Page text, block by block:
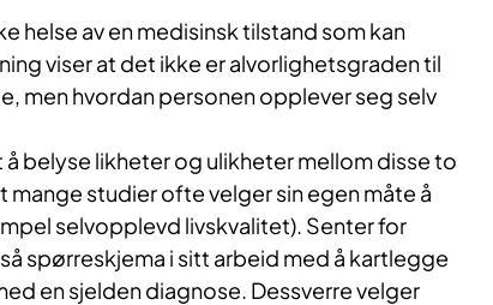
helse av en medisinsk tilstand som kan
viser at det ikke er alvorlighetsgraden til
men hvordan personen opplever seg selv
belyse likheter og ulikheter mellom disse to
mange studier ofte velger sin egen måte å
selvopplevd livskvalitet). Senter for
spørreskjema i sitt arbeid med å kartlegge
en sjelden diagnose. Dessverre velger